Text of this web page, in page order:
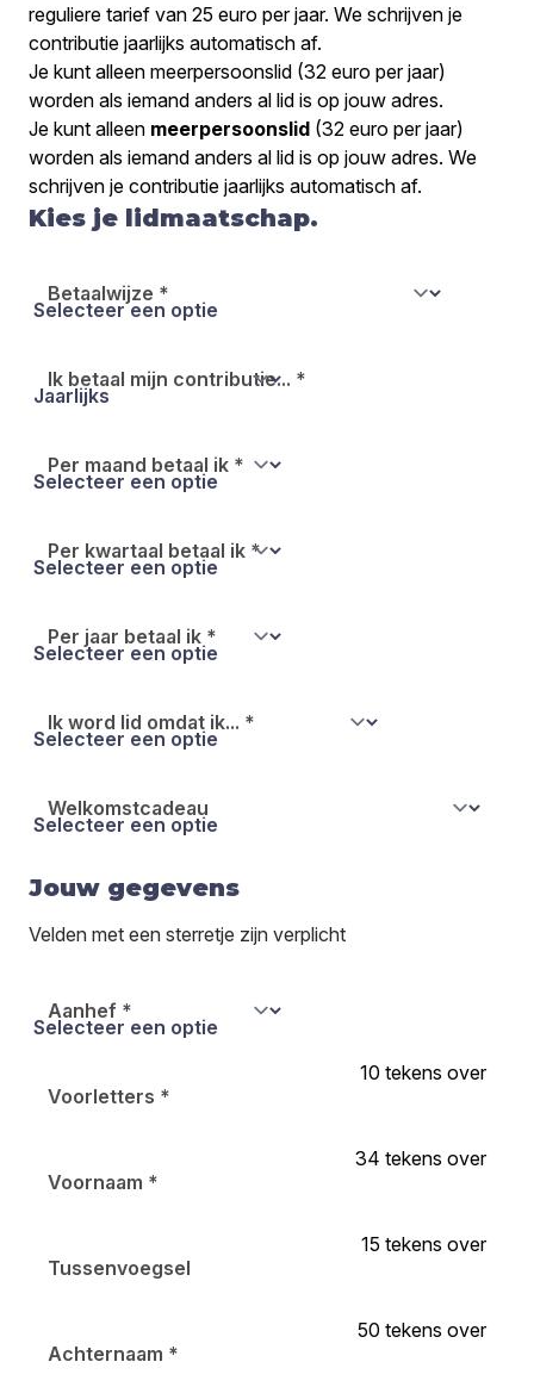
reguliere tarief van 25 euro per jaar. We schrijven je
contributie jaarlijks automatisch af.
Je kunt alleen meerpersoonslid (32 euro per jaar)
worden als iemand anders al lid is op jouw adres.
Je kunt alleen meerpersoonslid (32 euro per jaar)
worden als iemand anders al lid is op jouw adres. We
schrijven je contributie jaarlijks automatisch af.
Kies je lidmaatschap.
Betaalwijze *
Ik betaal mijn contributie... *
Per maand betaal ik *
Per kwartaal betaal ik *
Per jaar betaal ik *
Ik word lid omdat ik... *
Welkomstcadeau
Jouw gegevens
Velden met een sterretje zijn verplicht
Aanhef *
Voorletters *
10 tekens over
Voornaam *
34 tekens over
Tussenvoegsel
15 tekens over
Achternaam *
50 tekens over